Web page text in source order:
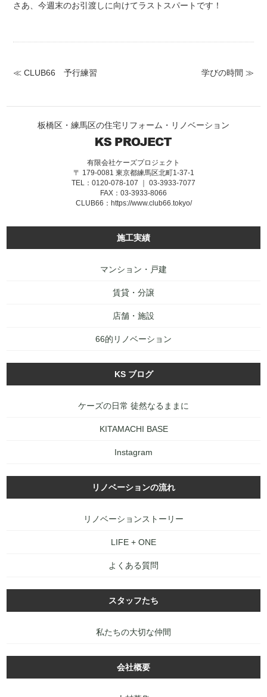
さあ、今週末のお引渡しに向けてラストスパートです！
学びの時間 ≫
≪ CLUB66 予行練習
板橋区・練馬区の住宅リフォーム・リノベーション
有限会社ケーズプロジェクト
〒 179-0081 東京都練馬区北町1-37-1
TEL：0120-078-107 ｜ 03-3933-7077
FAX：03-3933-8066
CLUB66： https://www.club66.tokyo/
施工実績
マンション・戸建
賃貸・分譲
店舗・施設
66的リノベーション
KS ブログ
ケーズの日常 徒然なるままに
KITAMACHI BASE
Instagram
リノベーションの流れ
リノベーションストーリー
LIFE + ONE
よくある質問
スタッフたち
私たちの大切な仲間
会社概要